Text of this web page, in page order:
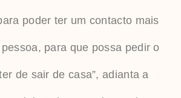
poder ter um contacto mais
para que possa pedir o
de sair de casa”, adianta a